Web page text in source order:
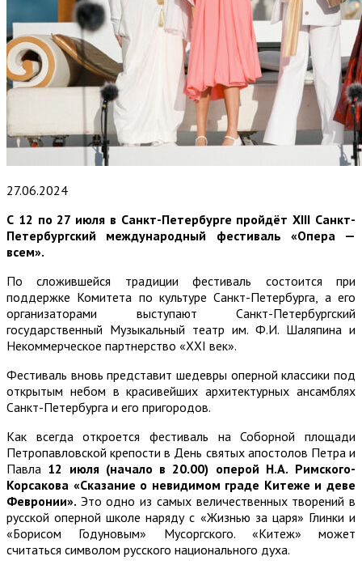
27.06.2024
С 12 по 27 июля в Санкт-Петербурге пройдёт XIII Санкт-
Петербургский международный фестиваль «Опера —
всем».
По сложившейся традиции фестиваль состоится при
поддержке Комитета по культуре Санкт-Петербурга, а его
организаторами выступают Санкт-Петербургский
государственный Музыкальный театр им. Ф.И. Шаляпина и
Некоммерческое партнерство «XXI век».
Фестиваль вновь представит шедевры оперной классики под
открытым небом в красивейших архитектурных ансамблях
Санкт-Петербурга и его пригородов.
Как всегда откроется фестиваль на Соборной площади
Петропавловской крепости в День святых апостолов Петра и
Павла 12 июля (начало в 20.00) оперой Н.А. Римского-
Корсакова «Сказание о невидимом граде Китеже и деве
Февронии». Это одно из самых величественных творений в
русской оперной школе наряду с «Жизнью за царя» Глинки и
«Борисом Годуновым» Мусоргского. «Китеж» может
считаться символом русского национального духа.